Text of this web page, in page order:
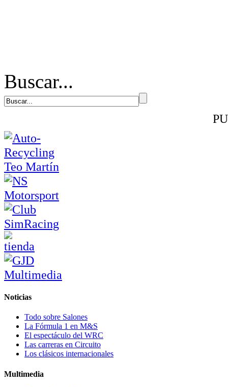
Buscar...
Noticias
Todo sobre Salones
La Fórmula 1 en M&S
El espectáculo del WRC
Las carreras en Circuito
Los clásicos internacionales
Multimedia